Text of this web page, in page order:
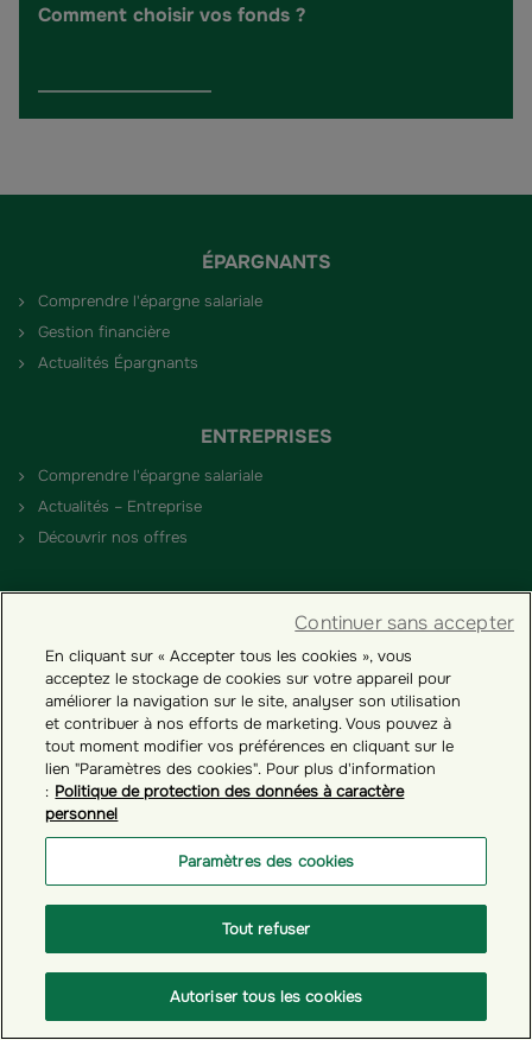
Comment choisir vos fonds ?
ÉPARGNANTS
Comprendre l'épargne salariale
Gestion financière
Actualités Épargnants
ENTREPRISES
Comprendre l'épargne salariale
Actualités – Entreprise
Découvrir nos offres
PARTENAIRES
Devenir Partenaire
RÉGLEMENTATION
Nos engagements RSE
Conditions générales
Comptes inactifs - Loi Eckert
Nos solutions d’épargne salariale
En cliquant sur « Accepter tous les cookies », vous
acceptez le stockage de cookies sur votre appareil pour
améliorer la navigation sur le site, analyser son utilisation
et contribuer à nos efforts de marketing. Vous pouvez à
tout moment modifier vos préférences en cliquant sur le
lien "Paramètres des cookies". Pour plus d'information
: Politique de protection des données à caractère
personnel
Paramètres des cookies
Tout refuser
Autoriser tous les cookies
Continuer sans accepter